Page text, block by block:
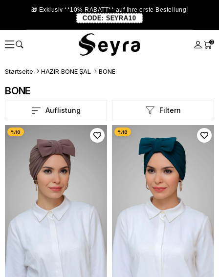
🎁 Exklusiv **10% RABATT** auf Ihre erste Bestellung!
CODE: SEYRA10
0
Startseite HAZIR BONE ŞAL BONE
BONE
Filtern
Auflistung